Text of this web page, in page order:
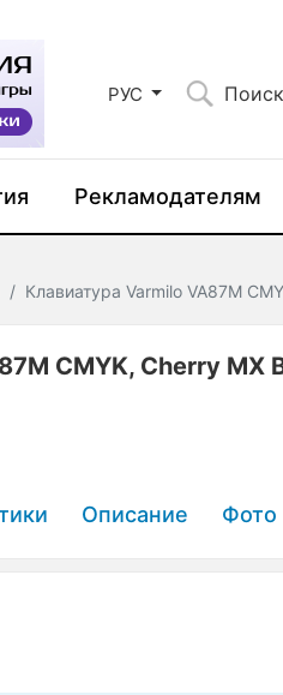
РУС Поиск
Рекламодателям
Клавиатура Varmilo VA87M
CMYK, Cherry MX
Описание Фото